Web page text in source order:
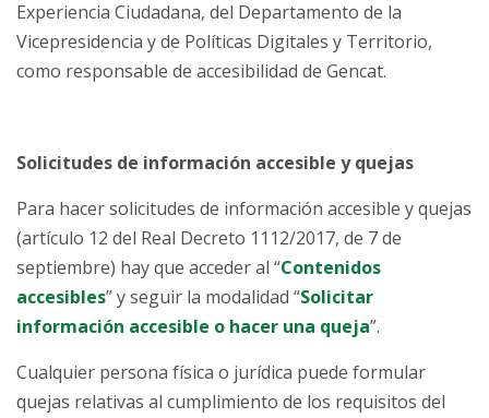
Experiencia Ciudadana, del Departamento de la
Vicepresidencia y de Políticas Digitales y Territorio,
como responsable de accesibilidad de Gencat.
Solicitudes de información accesible y quejas
Para hacer solicitudes de información accesible y quejas
(artículo 12 del Real Decreto 1112/2017, de 7 de
septiembre) hay que acceder al “Contenidos
accesibles” y seguir la modalidad “Solicitar
información accesible o hacer una queja”.
Cualquier persona física o jurídica puede formular
quejas relativas al cumplimiento de los requisitos del